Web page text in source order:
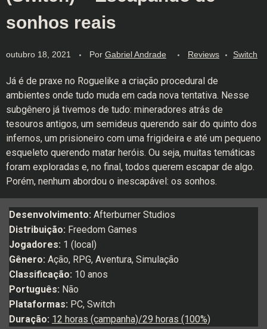
sonhos reais
outubro 18, 2021 Por Gabriel Andrade Reviews Switch
Já é de praxe no Roguelike a criação procedural de
ambientes onde tudo muda em cada nova tentativa. Nesse
subgênero já tivemos de tudo: mineradores atrás de
tesouros antigos, um semideus querendo sair do quinto dos
infernos, um prisioneiro com uma frigideira e até um pequeno
esqueleto querendo matar heróis. Ou seja, muitas temáticas
foram exploradas e, no final, todos querem escapar de algo.
Porém, nenhum abordou o inescapável: os sonhos.
Desenvolvimento: Afterburner Studios
Distribuição: Freedom Games
Jogadores: 1 (local)
Gênero: Ação, RPG, Aventura, Simulação
Classificação: 10 anos
Português: Não
Plataformas: PC, Switch
Duração: 12 horas (campanha)/29 horas (100%)